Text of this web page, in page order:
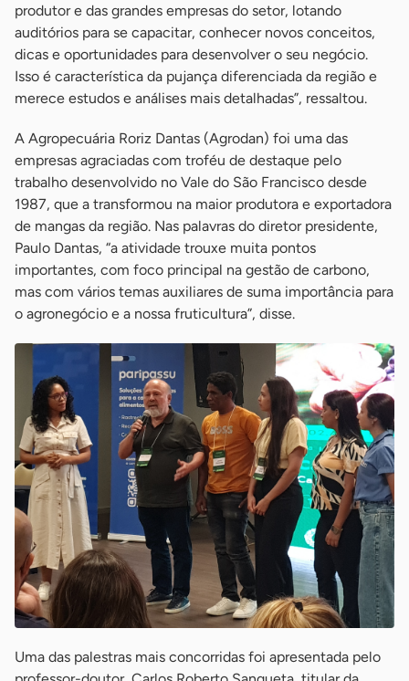
produtor e das grandes empresas do setor, lotando
auditórios para se capacitar, conhecer novos conceitos,
dicas e oportunidades para desenvolver o seu negócio.
Isso é característica da pujança diferenciada da região e
merece estudos e análises mais detalhadas”, ressaltou.
A Agropecuária Roriz Dantas (Agrodan) foi uma das
empresas agraciadas com troféu de destaque pelo
trabalho desenvolvido no Vale do São Francisco desde
1987, que a transformou na maior produtora e exportadora
de mangas da região. Nas palavras do diretor presidente,
Paulo Dantas, “a atividade trouxe muita pontos
importantes, com foco principal na gestão de carbono,
mas com vários temas auxiliares de suma importância para
o agronegócio e a nossa fruticultura”, disse.
Uma das palestras mais concorridas foi apresentada pelo